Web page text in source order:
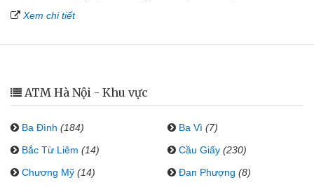
Xem chi tiết
ATM Hà Nội - Khu vực
Ba Đình (184) Ba Vì (7)
Bắc Từ Liêm (14) Cầu Giấy (230)
Chương Mỹ (14) Đan Phượng (8)